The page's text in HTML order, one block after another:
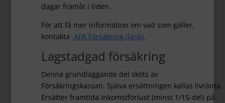
dagar framåt i tiden.
För att få mer information om vad som gäller,
kontakta AFA Försäkring (länk)
Lagstadgad försäkring
Denna grundläggande del sköts av
Försäkringskassan. Själva ersättningen kallas livränta.
Ersätter framtida inkomstförlust (minst 1/15-del) på